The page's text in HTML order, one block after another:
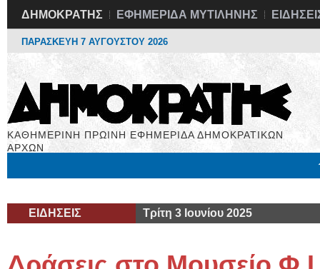
ΔΗΜΟΚΡΑΤΗΣ ΕΦΗΜΕΡΙΔΑ ΜΥΤΙΛΗΝΗΣ
ΠΑΡΑΣΚΕΥΗ 7 ΑΥΓΟΥΣΤΟΥ 2026
ΚΑΘΗΜΕΡΙΝΗ ΠΡΩΙΝΗ ΕΦΗΜΕΡΙΔΑ ΔΗΜΟΚΡΑΤΙΚΩΝ
ΑΡΧΩΝ
ΕΙΔΗΣΕΙΣ Τρίτη 3 Ιουνίου 2025